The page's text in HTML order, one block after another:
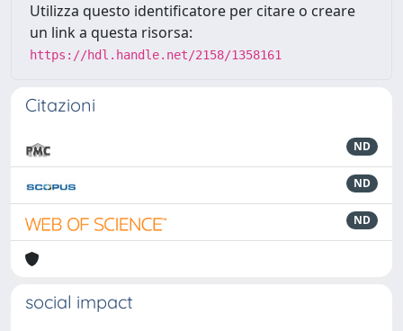
Utilizza questo identificatore per citare o creare
un link a questa risorsa:
https://hdl.handle.net/2158/1358161
Citazioni
ND
ND
ND
social impact